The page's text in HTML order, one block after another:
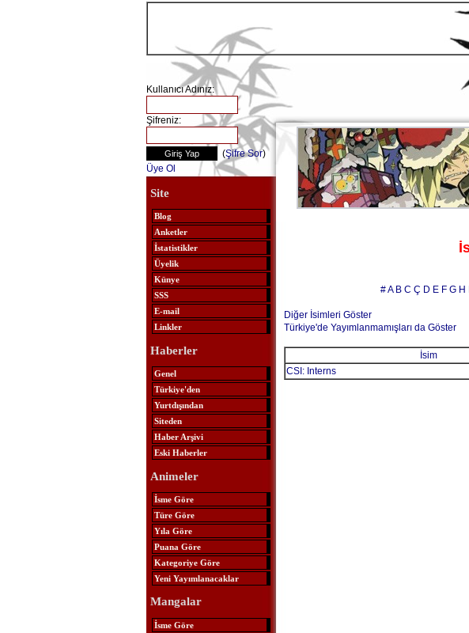
Kullanıcı Adınız:
Şifreniz:
(Şifre Sor)
Üye Ol
Site
Blog
Anketler
İstatistikler
Üyelik
Künye
SSS
E-mail
Linkler
Haberler
Genel
Türkiye'den
Yurtdışından
Siteden
Haber Arşivi
Eski Haberler
Animeler
İsme Göre
Türe Göre
Yıla Göre
Puana Göre
Kategoriye Göre
Yeni Yayımlanacaklar
Mangalar
İsme Göre
#A B C Ç D E F G H
Diğer İsimleri Göster
Türkiye'de Yayımlanmamışları da Göster
İsim
CSI: Interns